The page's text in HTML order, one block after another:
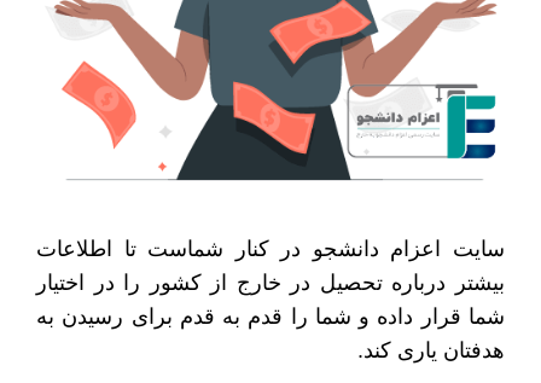
سایت اعزام دانشجو در کنار شماست تا اطلاعات
بیشتر درباره تحصیل در خارج از کشور را در اختیار
شما قرار داده و شما را قدم به قدم برای رسیدن به
هدفتان یاری کند.